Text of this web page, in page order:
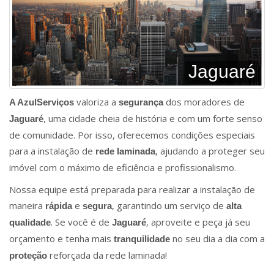
Jaguaré
A AzulServiços valoriza a segurançados moradores de
Jaguaré, uma cidade cheia de história e com um forte senso
de comunidade. Por isso, oferecemos condições especiais
para a instalação de rede laminada, ajudando a proteger seu
imóvel com o máximo de eficiência e profissionalismo.
Nossa equipe está preparada para realizar a instalação de
maneira rápidae segura, garantindo um serviço de alta
qualidade. Se você é de Jaguaré, aproveite e peça já seu
orçamento e tenha mais tranquilidade no seu dia a dia com a
proteção reforçada da rede laminada!